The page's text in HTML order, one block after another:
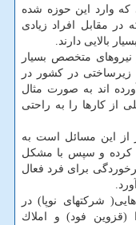
كه وارد این حوزه شده
در مقابل افراد زیادی
بالایی دارند.
نیروهای متخصص بسیار
در كشور در
اند به صورت مثال
از كارها را به راحتی
از این مسائل است به
كرده و سپس با مشكل
برای فرد فعال
شركتهای نوپا) در
(قزوین فود) و املاك